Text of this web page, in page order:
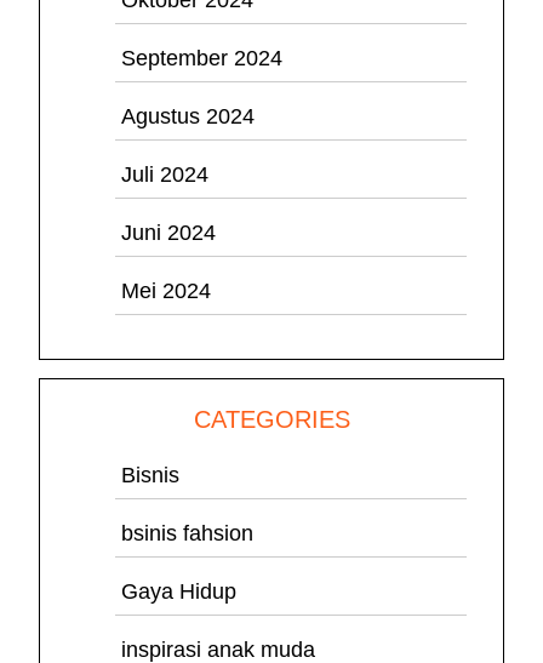
September 2024
Agustus 2024
Juli 2024
Juni 2024
Mei 2024
CATEGORIES
Bisnis
bsinis fahsion
Gaya Hidup
inspirasi anak muda